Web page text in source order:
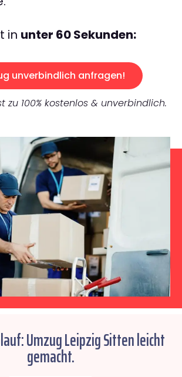
in unter 60 Sekunden:
unverbindlich anfragen!
zu 100% kostenlos & unverbindlich.
Umzug Leipzig Sitten leicht
gemacht.